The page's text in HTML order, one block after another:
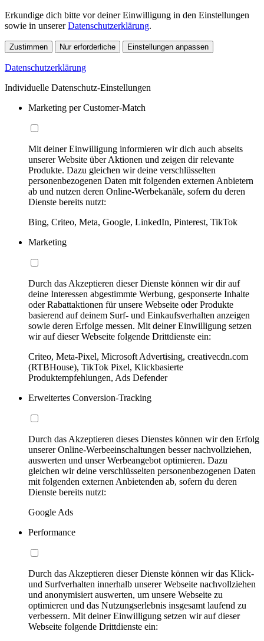
Erkundige dich bitte vor deiner Einwilligung in den Einstellungen
sowie in unsererDatenschutzerklärung.
Zustimmen Nur erforderliche Einstellungen anpassen
Datenschutzerklärung
Individuelle Datenschutz-Einstellungen
Marketing per Customer-Match
Mit deiner Einwilligung informieren wir dich auch abseits
unserer Website über Aktionen und zeigen dir relevante
Produkte. Dazu gleichen wir deine verschlüsselten
personenbezogenen Daten mit folgenden externen Anbietern
ab und nutzen deren Online-Werbekanäle, sofern du deren
Dienste bereits nutzt:
Bing, Criteo, Meta, Google, LinkedIn, Pinterest, TikTok
Marketing
Durch das Akzeptieren dieser Dienste können wir dir auf
deine Interessen abgestimmte Werbung, gesponserte Inhalte
oder Rabattaktionen für unsere Webseite oder Produkte
basierend auf deinem Surf- und Einkaufsverhalten anzeigen
sowie deren Erfolge messen. Mit deiner Einwilligung setzen
wir auf dieser Webseite folgende Drittdienste ein:
Criteo, Meta-Pixel, Microsoft Advertising, creativecdn.com
(RTBHouse), TikTok Pixel, Klickbasierte
Produktempfehlungen, Ads Defender
Erweitertes Conversion-Tracking
Durch das Akzeptieren dieses Dienstes können wir den Erfolg
unserer Online-Werbeeinschaltungen besser nachvollziehen,
auswerten und unser Werbeangebot optimieren. Dazu
gleichen wir deine verschlüsselten personenbezogenen Daten
mit folgenden externen Anbietenden ab, sofern du deren
Dienste bereits nutzt:
Google Ads
Performance
Durch das Akzeptieren dieser Dienste können wir das Klick-
und Surfverhalten innerhalb unserer Webseite nachvollziehen
und anonymisiert auswerten, um unsere Webseite zu
optimieren und das Nutzungserlebnis insgesamt laufend zu
verbessern. Mit deiner Einwilligung setzen wir auf dieser
Webseite folgende Drittdienste ein: